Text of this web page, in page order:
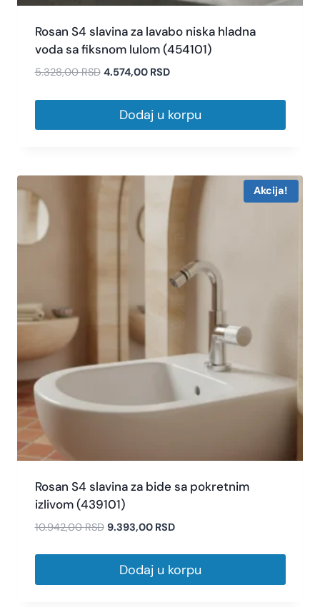
Rosan S4 slavina za lavabo niska hladna
voda sa fiksnom lulom (454101)
5.328,00RSD 4.574,00 RSD
Dodaj u korpu
Akcija!
Rosan S4 slavina za bide sa pokretnim
izlivom (439101)
10.942,00RSD 9.393,00 RSD
Dodaj u korpu